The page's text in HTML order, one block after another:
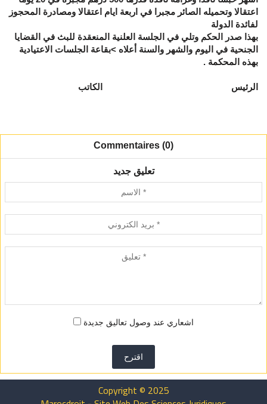
اعتقالا وتحميله الصائر مجبرا في اربعة ايام اعتقالا ومصادرة المحجوز
لفائدة الدولة
بهذا صدر الحكم وتلي في الجلسة العلنية المنعقدة للبث في القضايا
الجنحية في اليوم والشهر والسنة أعلاه >بقاعة الجلسات الاعتيادية
بهذه المحكمة .
الرئيس الكاتب
Commentaires (0)
تعليق جديد
اشعاري عند وصول تعاليق جديدة
اقترح
Copyright © 2025